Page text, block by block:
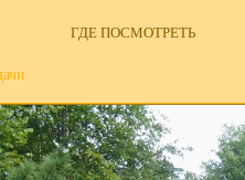
ГДЕ ПОСМОТРЕТЬ